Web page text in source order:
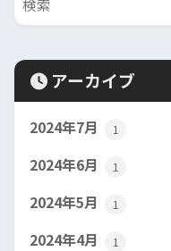
アーカイブ
2024年7月 1
2024年6月 1
2024年5月 1
2024年4月 1